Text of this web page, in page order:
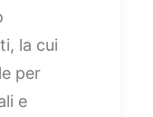
la cui
per
e